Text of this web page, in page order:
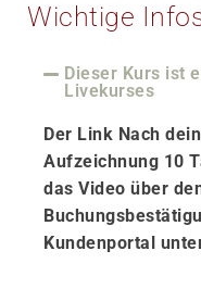
Wichtige
Dieser Kurs ist
Livekurses
Der Link Nach
Aufzeichnung 10
das Video über
Kundenportal